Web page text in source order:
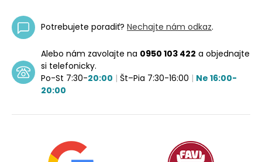
Potrebujete poradiť? Nechajte nám odkaz.
Alebo nám zavolajte na 0950 103 422 a objednajte
si telefonicky.
Po-St 7:30-20:00 | Št–Pia 7:30-16:00 | Ne 16:00-
20:00